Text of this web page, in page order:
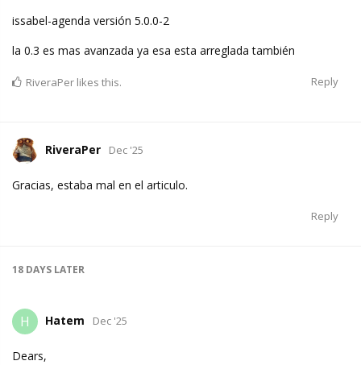
issabel-agenda versión 5.0.0-2
la 0.3 es mas avanzada ya esa esta arreglada también
Reply
RiveraPer likes this.
RiveraPer Dec '25
Gracias, estaba mal en el articulo.
Reply
18 DAYS LATER
H Hatem Dec '25
Dears,